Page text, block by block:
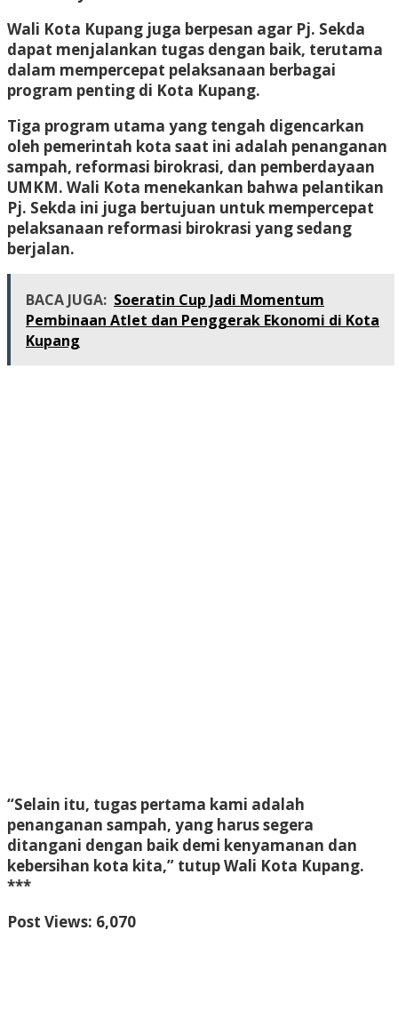
Wali Kota Kupang juga berpesan agar Pj. Sekda
dapat menjalankan tugas dengan baik, terutama
dalam mempercepat pelaksanaan berbagai
program penting di Kota Kupang.
Tiga program utama yang tengah digencarkan
oleh pemerintah kota saat ini adalah penanganan
sampah, reformasi birokrasi, dan pemberdayaan
UMKM. Wali Kota menekankan bahwa pelantikan
Pj. Sekda ini juga bertujuan untuk mempercepat
pelaksanaan reformasi birokrasi yang sedang
berjalan.
BACA JUGA: Soeratin Cup Jadi Momentum
Pembinaan Atlet dan Penggerak Ekonomi di Kota
Kupang
“Selain itu, tugas pertama kami adalah
penanganan sampah, yang harus segera
ditangani dengan baik demi kenyamanan dan
kebersihan kota kita,” tutup Wali Kota Kupang.
***
Post Views: 6,070